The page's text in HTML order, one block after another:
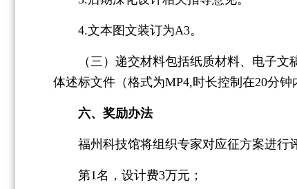
4.文本图文装订为A3。
（三）递交材料包括纸质材料、电子文稿
体述标文件（格式为MP4,时长控制在20分钟
六、奖励办法
福州科技馆将组织专家对应征方案进行
第1名，设计费3万元；